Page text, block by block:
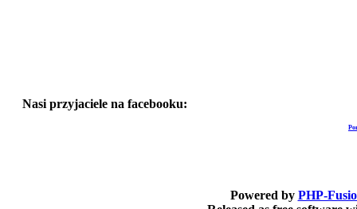
Nasi przyjaciele na facebooku:
Powered by PHP-